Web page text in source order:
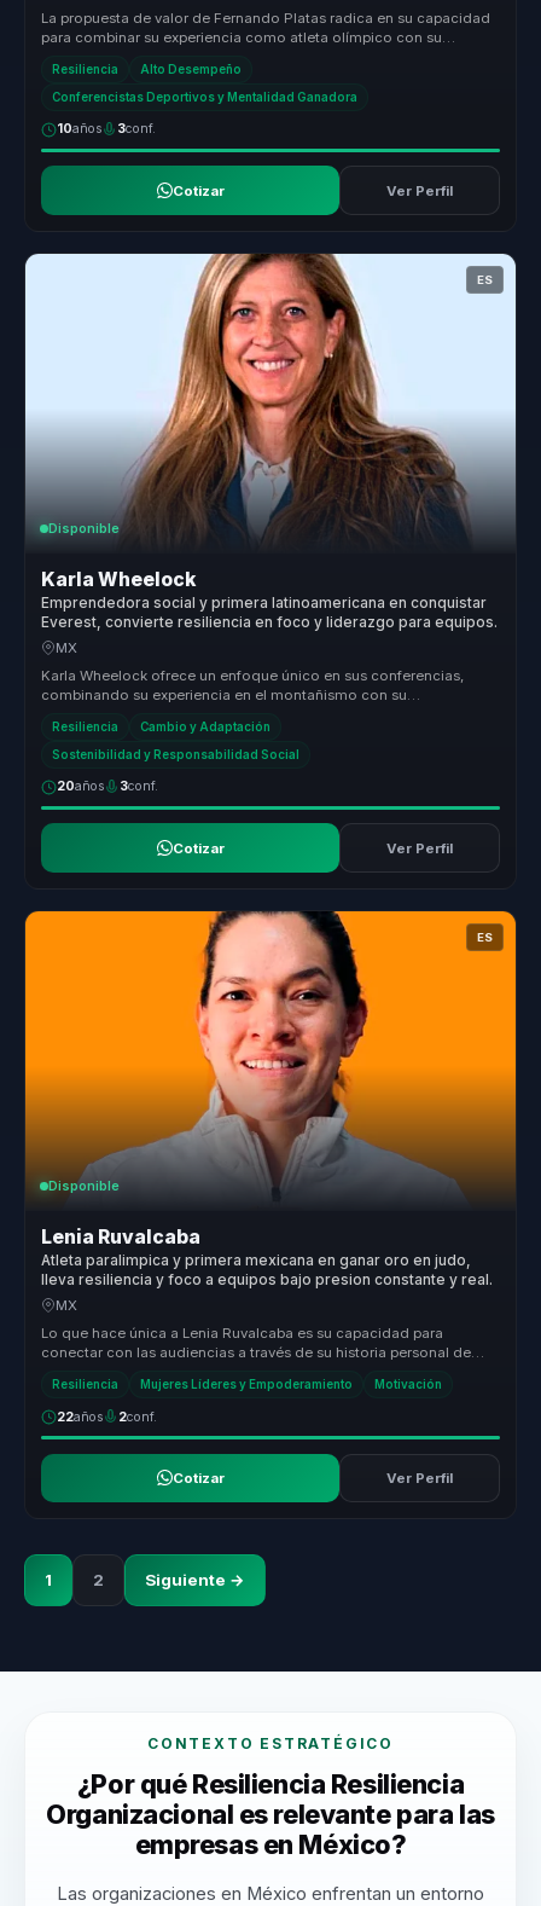
La propuesta de valor de Fernando Platas radica en su capacidad
para combinar su experiencia como atleta olímpico con su
Resiliencia Alto Desempeño
Conferencistas Deportivos y Mentalidad Ganadora
10años 3conf.
Cotizar Ver Perfil
ES
Disponible
Karla Wheelock
Emprendedora social y primera latinoamericana en conquistar
Everest, convierte resiliencia en foco y liderazgo para equipos.
MX
Karla Wheelock ofrece un enfoque único en sus conferencias,
combinando su experiencia en el montañismo con su
Resiliencia Cambio y Adaptación
Sostenibilidad y Responsabilidad Social
20años 3conf.
Cotizar Ver Perfil
ES
Disponible
Lenia Ruvalcaba
Atleta paralimpica y primera mexicana en ganar oro en judo,
lleva resiliencia y foco a equipos bajo presion constante y real.
MX
Lo que hace única a Lenia Ruvalcaba es su capacidad para
conectar con las audiencias a través de su historia personal de
Resiliencia Mujeres Líderes y Empoderamiento Motivación
22años 2conf.
Cotizar Ver Perfil
1 2 Siguiente →
CONTEXTO ESTRATÉGICO
¿Por qué Resiliencia Resiliencia
Organizacional es relevante para las
empresas en México?
Las organizaciones en México enfrentan un entorno